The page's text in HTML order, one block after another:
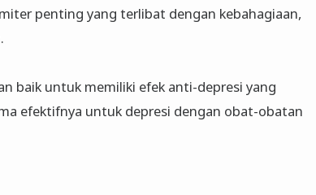
penting yang terlibat dengan kebahagiaan,
baik untuk memiliki efek anti-depresi yang
efektifnya untuk depresi dengan obat-obatan